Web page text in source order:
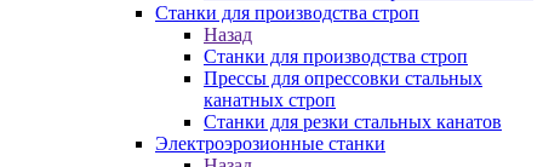
Станки для производства строп
Назад
Станки для производства строп
Прессы для опрессовки стальных
канатных строп
Станки для резки стальных канатов
Электроэрозионные станки